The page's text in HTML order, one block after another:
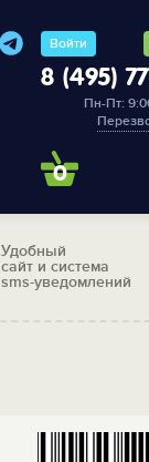
Войти
8 (495)
Пн-Пт:
0
Удобный
сайт и система
sms-уведомлений